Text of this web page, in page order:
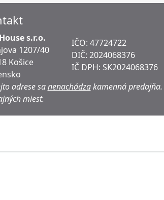
s.r.o.
1207/40
Košice
IČO: 47724722
DIČ: 2024068376
IČ DPH: SK2024068376
adrese sanenachádzakamenná predajňa.
miest.